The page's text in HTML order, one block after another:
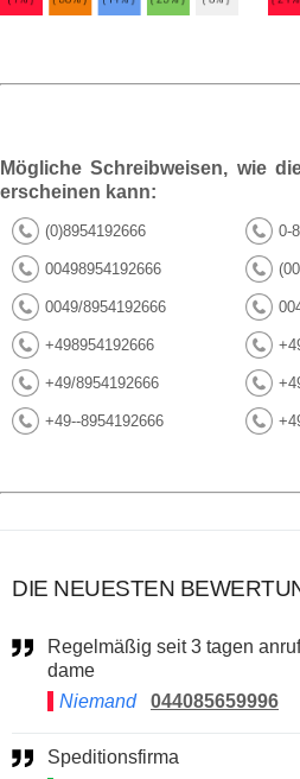
Mögliche Schreibweisen, wie
erscheinen kann:
(0)8954192666 0-
00498954192666
0049/8954192666
+498954192666
+49/8954192666
+49--8954192666
DIE NEUESTEN
Regelmäßig seit 3 tagen anruf gegen 23.30 h bei älterer
dame
Niemand
044085659996
Speditionsfirma